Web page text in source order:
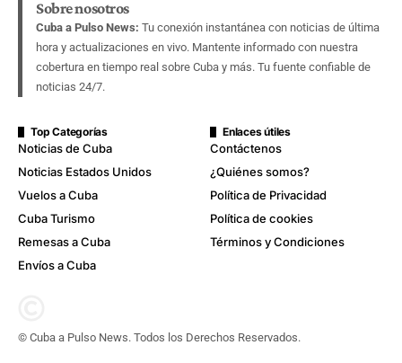
Sobre nosotros
Cuba a Pulso News: Tu conexión instantánea con noticias de última
hora y actualizaciones en vivo. Mantente informado con nuestra
cobertura en tiempo real sobre Cuba y más. Tu fuente confiable de
noticias 24/7.
Top Categorías
Noticias de Cuba
Noticias Estados Unidos
Vuelos a Cuba
Cuba Turismo
Remesas a Cuba
Envíos a Cuba
Enlaces útiles
Contáctenos
¿Quiénes somos?
Política de Privacidad
Política de cookies
Términos y Condiciones
© Cuba a Pulso News. Todos los Derechos Reservados.